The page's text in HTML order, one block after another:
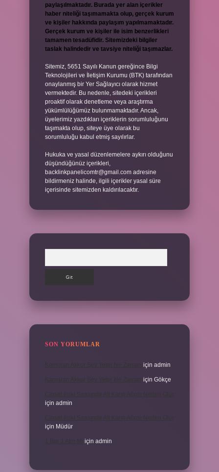
paylaşılmaktadır. Burada yer alan içerikler
haber niteliği taşımamakta olup, gerçek kurum
ve kişiler hakkında paylaşım yapılmamaktadır.
Gerçek kurum ve kişiler ile isim benzerlikleri
tamamen tesadüfidir. Sitemizdeki bilgiler
taslak halindedir ve tavsiye niteliği taşımazlar.
Sitemiz, 5651 Sayılı Kanun gereğince Bilgi
Teknolojileri ve İletişim Kurumu (BTK) tarafından
onaylanmış bir Yer Sağlayıcı olarak hizmet
vermektedir. Bu nedenle, sitedeki içerikleri
proaktif olarak denetleme veya araştırma
yükümlülüğümüz bulunmamaktadır. Ancak,
üyelerimiz yazdıkları içeriklerin sorumluluğunu
taşımakta olup, siteye üye olarak bu
sorumluluğu kabul etmiş sayılırlar.
Hukuka ve yasal düzenlemelere aykırı olduğunu
düşündüğünüz içerikleri,
backlinkpanelicomtr@gmail.com adresine
bildirmeniz halinde, ilgili içerikler yasal süre
içerisinde sitemizden kaldırılacaktır.
SON YORUMLAR
için admin
için Gökçe
için admin
için Müdür
için admin